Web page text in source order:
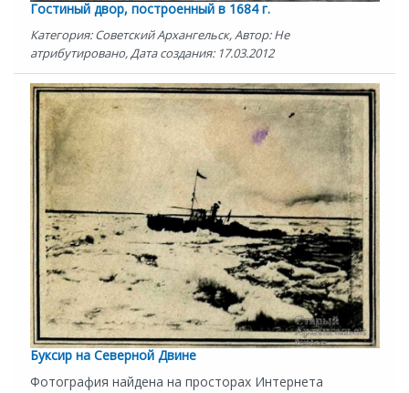
Гостиный двор, построенный в 1684 г.
Категория: Советский Архангельск, Автор: Не
атрибутировано, Дата создания: 17.03.2012
Буксир на Северной Двине
Фотография найдена на просторах Интернета